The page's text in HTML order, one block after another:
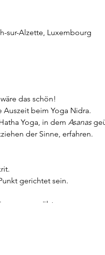
sur-Alzette, Luxembourg
das schön!
Auszeit beim Yoga Nidra.
Yoga, in dem Asanas
der Sinne, erfahren.
gerichtet sein.
ausgeübt.